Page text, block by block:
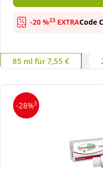
-20 %23 EXTRACode
85 ml für 7,55 €
-28%3